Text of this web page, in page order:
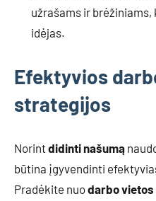
užrašams ir
idėjas.
Efektyvios
strategijos
Norintdidinti našumą
būtina įgyvendinti
Pradėkite nuodarbo vietos